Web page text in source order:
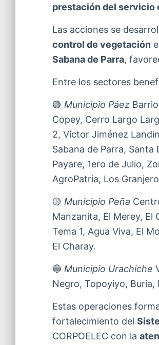
prestación del servicio
Las acciones se
control de vegetación
Sabana de Parra,
Entre los sectores
🟢 Municipio Páez
Copey, Cerro Largo
2, Víctor Jiménez
Sabana de Parra, Santa
Payare, 1ero de Julio,
AgroPatria, Los
🟡 Municipio Peña
Manzanita, El Merey, El
Tema 1, Agua Viva, El
El Charay.
🔵 Municipio Urachiche
Negro, Topoyiyo, Buria,
Estas operaciones
fortalecimiento del
CORPOELEC con la